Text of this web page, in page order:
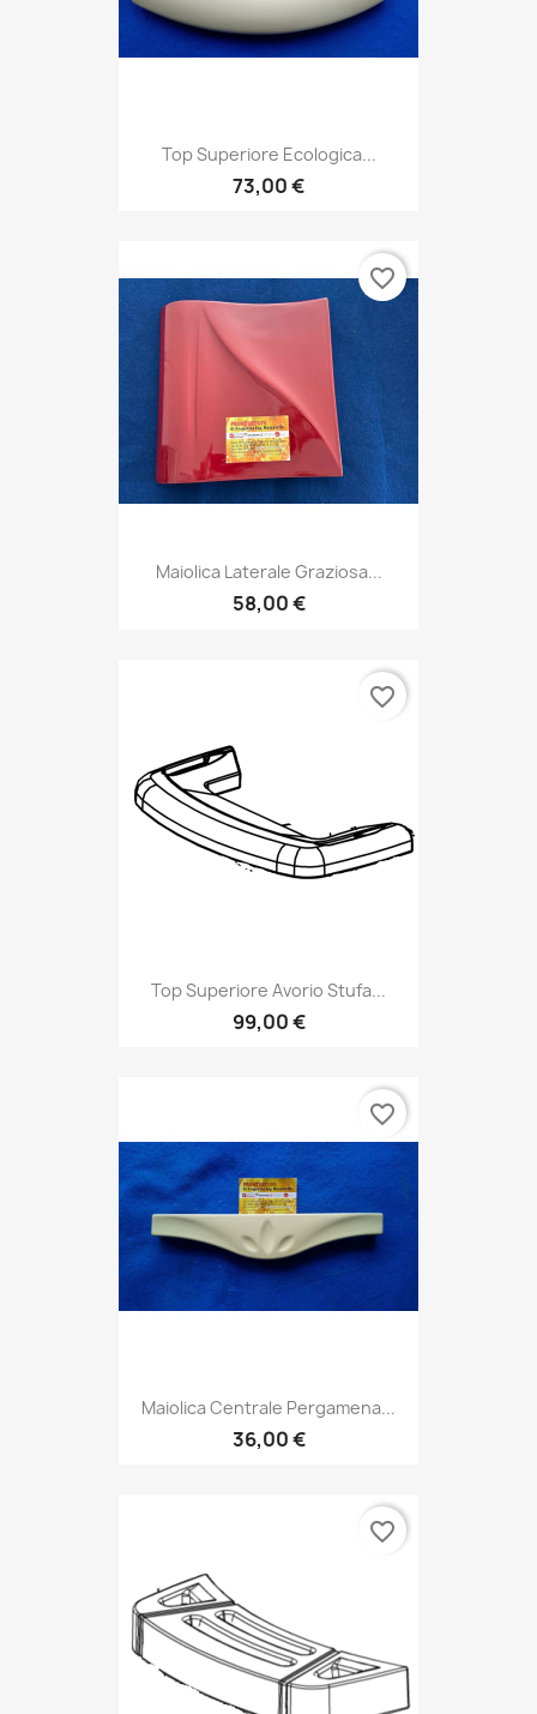
Top Superiore Ecologica...
73,00 €
Maiolica Laterale Graziosa...
58,00 €
favorite_border
Top Superiore Avorio Stufa...
99,00 €
favorite_border
Maiolica Centrale Pergamena...
36,00 €
favorite_border
favorite_border